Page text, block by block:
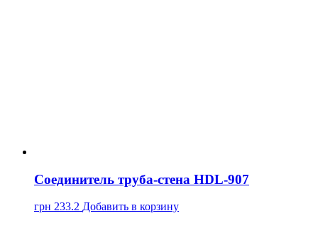
Соединитель труба-стена HDL-907
грн 233.2 Добавить в корзину